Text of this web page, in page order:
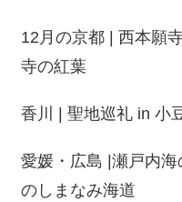
12月の京都 | 西本願
寺の紅葉
香川 | 聖地巡礼 in 小
愛媛・広島 |瀬戸内
のしまなみ海道